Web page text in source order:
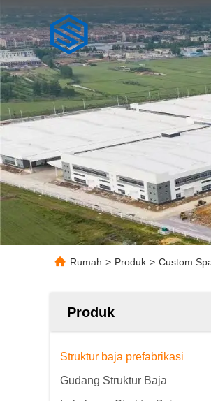
Rumah > Produk > Custom
Produk
Struktur baja prefabrikasi
Gudang Struktur Baja